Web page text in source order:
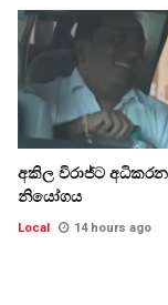
අකිල විරාජ්ට
නියෝගය
Local 14 hours ago